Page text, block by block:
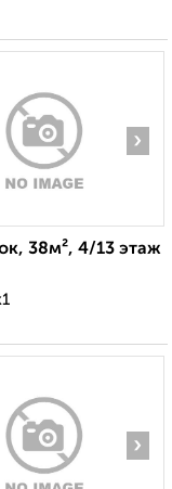
›
38м², 4/13 этаж
›